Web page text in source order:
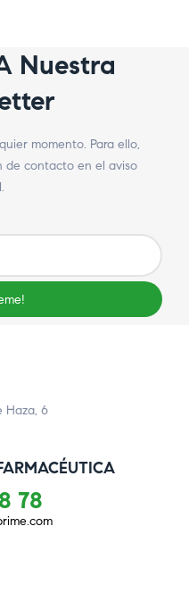
Nuestra
momento. Para ello,
de contacto en el aviso
Haza, 6
78